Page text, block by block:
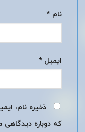
نام *
ایمیل *
ذخیره نام،
که دوباره